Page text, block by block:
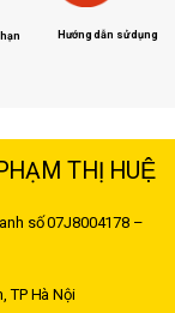
Hướng dẫn sử dụng
THỊ HUỆ
số 07J8004178 –
TP Hà Nội